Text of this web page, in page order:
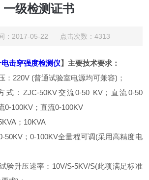
一级检测证书
：2017-05-22 点击次数：4313
击穿强度检测仪】主要技术要求：
：220V (普通试验室电源均可兼容)；
式：ZJC-50KV交流0-50 KV；直流0-50
0-100KV；直流0-100KV
；10KVA
50KV；0-100KV全量程可调(采用高精度电
验升压速率：10V/S-5KV/S(此项满足标准